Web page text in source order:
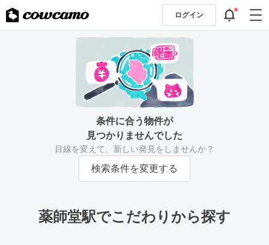
ログイン
条件に合う物件が
見つかりませんでした
目線を変えて、新しい発見をしませんか？
検索条件を変更する
薬師堂駅でこだわりから探す